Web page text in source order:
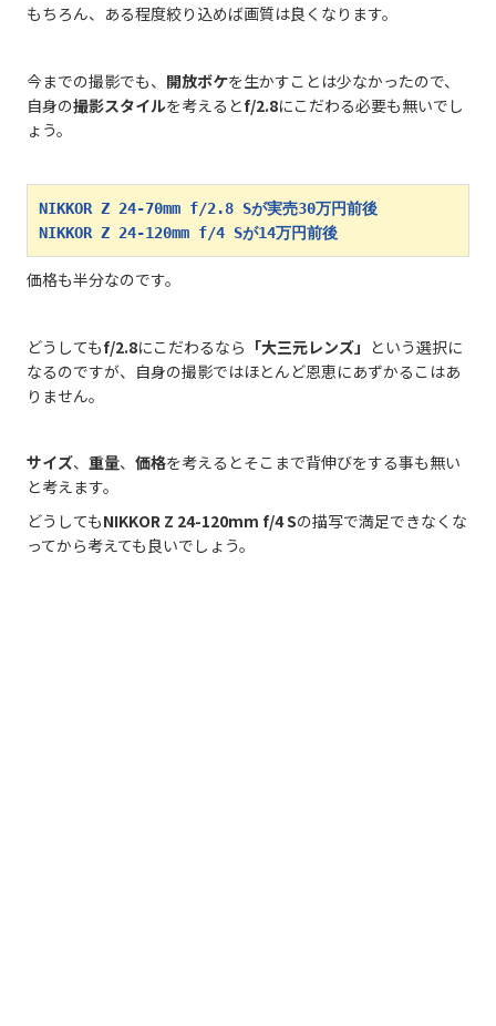
もちろん、ある程度絞り込めば画質は良くなります。
今までの撮影でも、 開放ボケを生かすことは少なかったので、
自身の撮影スタイルを考えるとf/2.8にこだわる必要も無いでし
ょう。
NIKKOR Z 24-70mm f/2.8 Sが実売30万円前後
NIKKOR Z 24-120mm f/4 Sが14万円前後
価格も半分なのです。
どうしてもf/2.8にこだわるなら 「大三元レンズ」 という選択に
なるのですが、自身の撮影ではほとんど恩恵にあずかるこはあ
りません。
サイズ、 重量、 価格を考えるとそこまで背伸びをする事も無い
と考えます。
どうしてもNIKKOR Z 24-120mm f/4 Sの描写で満足できなくな
ってから考えても良いでしょう。